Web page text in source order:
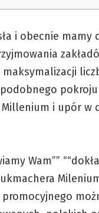
i obecnie mamy
i upór w
Wam””
promocyjnego